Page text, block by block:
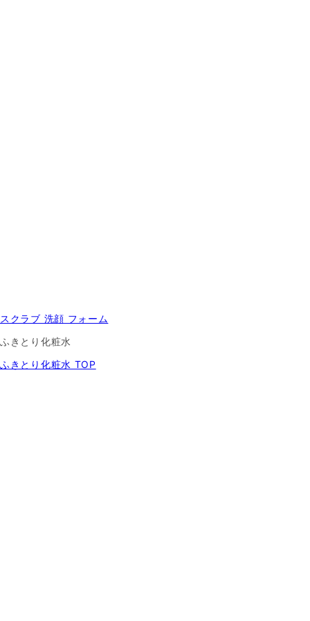
スクラブ 洗顔 フォーム
ふきとり化粧水
ふきとり化粧水 TOP